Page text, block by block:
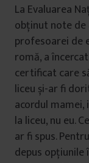
La Evaluarea
obținut note de
profesoarei de
romă, a
certificat care
liceu și-ar fi
acordul
la liceu, nu eu.
ar fi spus.
depus opțiunile